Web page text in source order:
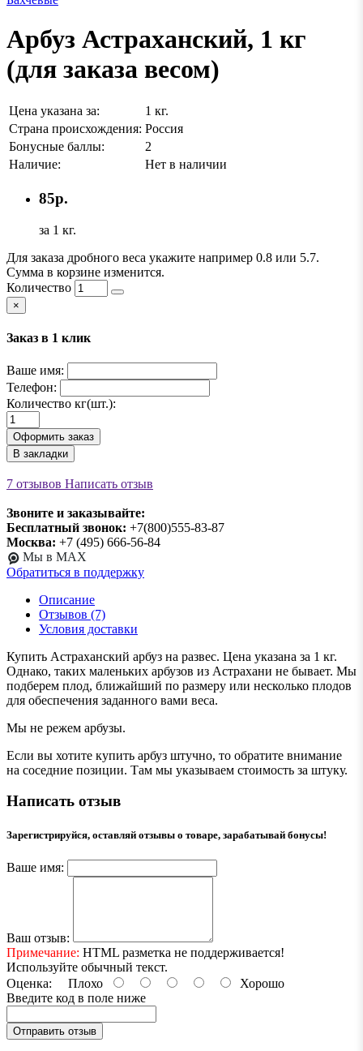
Арбуз Астраханский, 1 кг
(для заказа весом)
Цена указана за:
1 кг.
Страна происхождения: Россия
Бонусные баллы:
2
Наличие:
Нет в наличии
85р.
за 1 кг.
Для заказа дробного веса укажите например 0.8 или 5.7.
Сумма в корзине изменится.
Количество
×
Заказ в 1 клик
Ваше имя:
Телефон:
Количество кг(шт.):
Оформить заказ
В закладки
7 отзывов Написать отзыв
Звоните и заказывайте:
Бесплатный звонок: +7(800)555-83-87
Москва: +7 (495) 666-56-84
Мы в MAX
Обратиться в поддержку
Описание
Отзывов (7)
Условия доставки
Купить Астраханский арбуз на развес. Цена указана за 1 кг.
Однако, таких маленьких арбузов из Астрахани не бывает. Мы
подберем плод, ближайший по размеру или несколько плодов
для обеспечения заданного вами веса.
Мы не режем арбузы.
Если вы хотите купить арбуз штучно, то обратите внимание
на соседние позиции. Там мы указываем стоимость за штуку.
Написать отзыв
Зарегистрируйся, оставляй отзывы о товаре, зарабатывай бонусы!
Ваше имя:
Ваш отзыв:
Примечание: HTML разметка не поддерживается!
Используйте обычный текст.
Оценка: Плохо
Хорошо
Введите код в поле ниже
Отправить отзыв